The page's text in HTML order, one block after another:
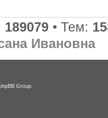
189079 • Тем:
Ивановна
Group.